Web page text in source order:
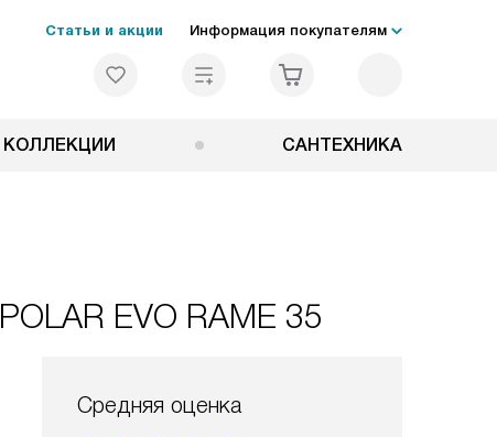
Статьи и акции Информация покупателям
КОЛЛЕКЦИИ САНТЕХНИКА
EVO RAME 35
Средняя оценка